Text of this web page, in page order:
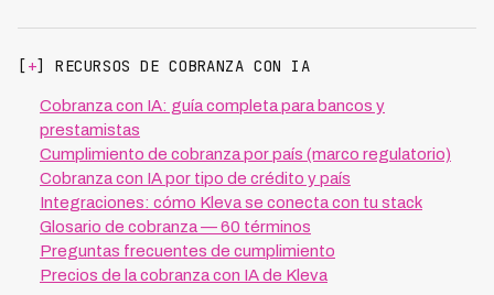
[+] RECURSOS DE COBRANZA CON IA
Cobranza con IA: guía completa para bancos y
prestamistas
Cumplimiento de cobranza por país (marco regulatorio)
Cobranza con IA por tipo de crédito y país
Integraciones: cómo Kleva se conecta con tu stack
Glosario de cobranza — 60 términos
Preguntas frecuentes de cumplimiento
Precios de la cobranza con IA de Kleva